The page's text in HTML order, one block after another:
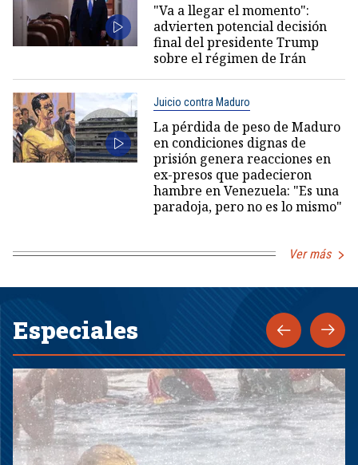
"Va a llegar el momento":
advierten potencial decisión
final del presidente Trump
sobre el régimen de Irán
Juicio contra Maduro
La pérdida de peso de Maduro
en condiciones dignas de
prisión genera reacciones en
ex-presos que padecieron
hambre en Venezuela: "Es una
paradoja, pero no es lo mismo"
Ver más
Especiales